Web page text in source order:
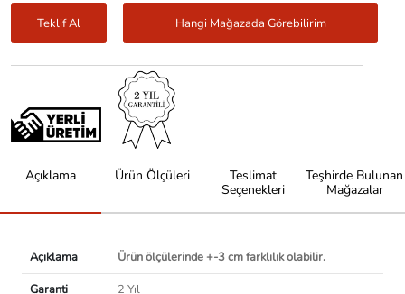
Teklif Al Hangi Mağazada Görebilirim
Açıklama Ürün Ölçüleri
Teslimat
Seçenekleri
Teşhirde Bulunan
Mağazalar
Açıklama
Ürün ölçülerinde +-3 cm farklılık olabilir.
Garanti
2 Yıl